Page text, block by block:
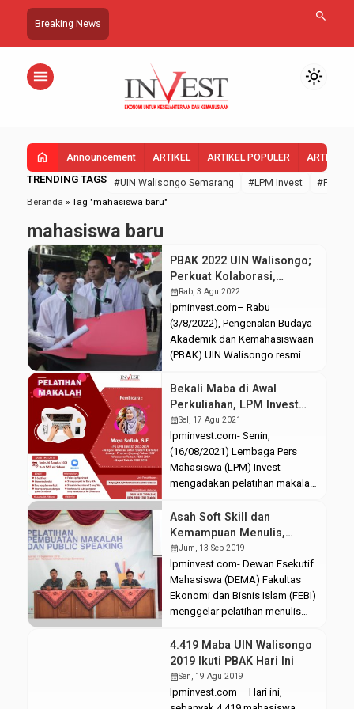
Breaking News search
menu light_mode
home Announcement ARTIKEL ARTIKEL POPULER ARTIKEL
TRENDING TAGS #UIN Walisongo Semarang #LPM Invest
#FEBI
Beranda » Tag "mahasiswa baru"
mahasiswa baru
PBAK 2022 UIN Walisongo;
Perkuat Kolaborasi,
Wujudkan Rekognisi
calendar_monthRab, 3 Agu 2022
lpminvest.com– Rabu
(3/8/2022), Pengenalan Budaya
Akademik dan Kemahasiswaan
(PBAK) UIN Walisongo resmi
pemukulan gong oleh Rektor.
PBAK 2022 merupakan kegiatan
luring pertama bagi mahasiswa
baru (maba) setelah dua tahun
pandemi. Tema besar PBAK
tahun ini “Perkuat Kolaborasi,
Wujudkan Rekognisi”
macam maba dari berbeda-
beda wilayah. PBAK tahun ini
dilaksanakan […]
Bekali Maba di Awal
Perkuliahan, LPM Invest
Selenggarakan Pelatihan
Makalah
calendar_monthSel, 17 Agu 2021
lpminvest.com- Senin,
(16/08/2021) Lembaga Pers
Mahasiswa (LPM) Invest
mengadakan pelatihan makalah.
mahasiswa baru (maba)
Fakultas Ekonomi dan Bisnis
Islam (FEBI) ini menghadirkan
pembicara berprestasi juga
alumni FEBI. Kegiatan ini
terselenggara melalui platform
virtual meeting Zoom dan
140 akun maba FEBI UIN
Walisongo. Diadakannya
pelatihan makalah tersebut
bertujuan […]
Asah Soft Skill dan
Kemampuan Menulis,
DEMA FEBI Giring Maba
Ikuti Pelatihan Ini
calendar_monthJum, 13 Sep 2019
lpminvest.com- Dewan Esekutif
Mahasiswa (DEMA) Fakultas
Ekonomi dan Bisnis Islam (FEBI)
menggelar pelatihan menulis
Auditorium 1 Kampus I UIN
Walisongo Semarang. Jumat
(13/9/19). Tujuan diadakannya
pelatihan tersebut adalah
mengenalkan mahasiswa baru
4.419 Maba UIN Walisongo
2019 Ikuti PBAK Hari Ini
calendar_monthSen, 19 Agu 2019
lpminvest.com– Hari ini,